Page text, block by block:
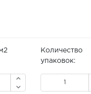
Количество
упаковок: